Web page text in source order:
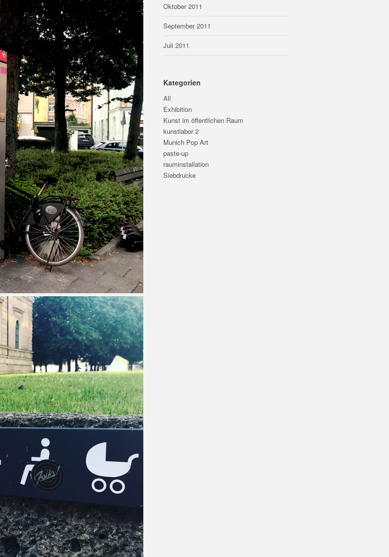
Oktober 2011
September 2011
Juli 2011
Kategorien
All
Exhibition
Kunst im öffentlichen Raum
kunstlabor 2
Munich Pop Art
paste-up
rauminstallation
Siebdrucke